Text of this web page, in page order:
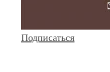
Подписаться